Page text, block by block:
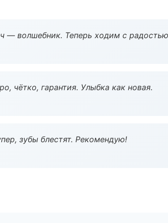
— волшебник. Теперь ходим с
чётко, гарантия. Улыбка как новая.
зубы блестят. Рекомендую!